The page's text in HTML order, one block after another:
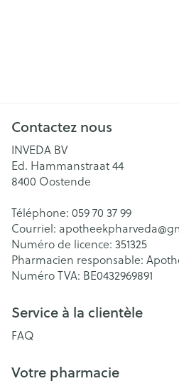
Contactez nous
INVEDA BV
Ed. Hammanstraat 44
8400 Oostende
Téléphone: 059 70 37 99
Courriel: apotheekpharveda@
Numéro de licence: 351325
Pharmacien responsable:
Numéro TVA: BE0432969891
Service à la clientèle
FAQ
Votre pharmacie